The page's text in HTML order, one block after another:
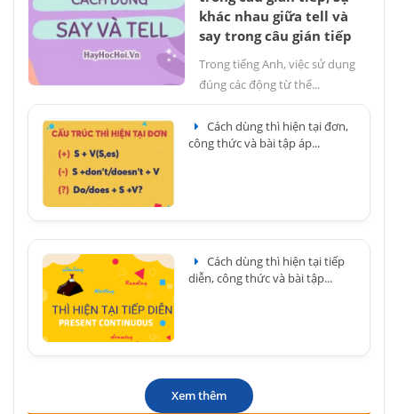
khác nhau giữa tell và
say trong câu gián tiếp
Trong tiếng Anh, việc sử dụng
đúng các động từ thể...
Cách dùng thì hiện tại đơn,
công thức và bài tập áp...
Cách dùng thì hiện tại tiếp
diễn, công thức và bài tập...
Xem thêm